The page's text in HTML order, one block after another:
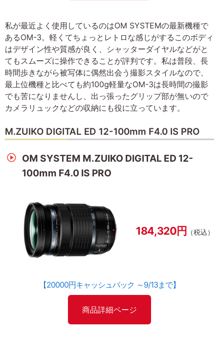
私が最近よく使用しているのはOM SYSTEMの最新機種で
あるOM-3。軽くてちょっとレトロな感じがするこのボディ
はデザイン性や質感が良く、シャッターダイヤルなどがと
てもスムーズに操作できることが評判です。私は普段、長
時間歩きながら被写体に偶然出会う撮影スタイルなので、
最上位機種と比べても約100g軽量なOM-3は長時間の撮影
でも苦になりませんし、出っ張ったグリップ部が無いので
カメラリュックなどの収納にも役に立っています。
M.ZUIKO DIGITAL ED 12-100mm F4.0 IS PRO
OM SYSTEM M.ZUIKO DIGITAL ED 12-
100mm F4.0 IS PRO
184,320円 （税込）
【20000円キャッシュバック ～9/13まで】
商品詳細ページ